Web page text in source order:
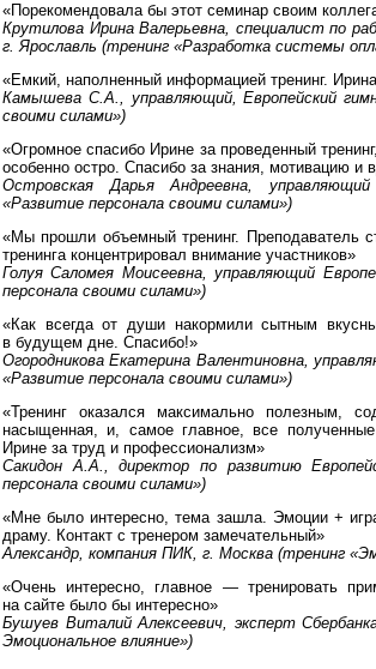
«Порекомендовала бы этот семинар своим
Крутилова Ирина Валерьевна, специалист по
г. Ярославль (тренинг «Разработка системы
«Емкий, наполненный информацией тренинг.
Камышева С.А., управляющий, Европейский
своими силами»)
«Огромное спасибо Ирине за проведенный
особенно остро. Спасибо за знания, мотивацию и
Островская Дарья Андреевна,
«Развитие персонала своими силами»)
«Мы прошли объемный тренинг. Преподаватель
тренинга концентрировал внимание участников»
Голуя Саломея Моисеевна, управляющий
персонала своими силами»)
«Как всегда от души накормили сытным
в будущем дне. Спасибо!»
Огородникова Екатерина Валентиновна,
«Развитие персонала своими силами»)
«Тренинг оказался максимально полезным,
насыщенная, и, самое главное, все
Ирине за труд и профессионализм»
Сакидон А.А., директор по развитию
персонала своими силами»)
«Мне было интересно, тема зашла. Эмоции +
драму. Контакт с тренером замечательный»
Александр, компания ПИК, г. Москва (тренинг
«Очень интересно, главное — тренировать
на сайте было бы интересно»
Бушуев Виталий Алексеевич, эксперт
Эмоциональное влияние»)